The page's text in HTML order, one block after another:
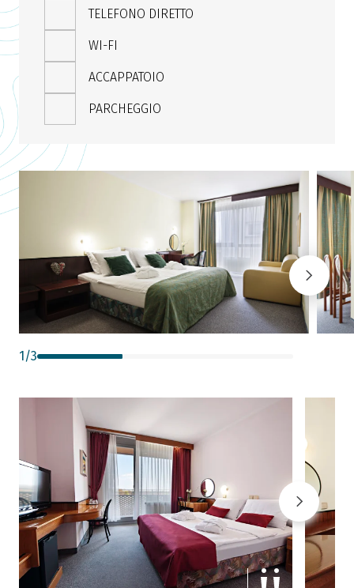
TELEFONO DIRETTO
WI-FI
ACCAPPATOIO
PARCHEGGIO
1 /3